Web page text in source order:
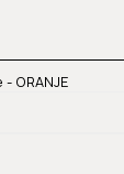
ORANJE